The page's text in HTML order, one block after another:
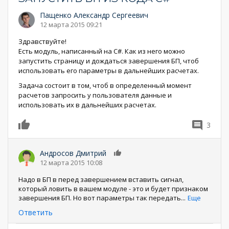
Пащенко Александр Сергеевич
12 марта 2015 09:21
Здравствуйте!
Есть модуль, написанный на C#. Как из него можно
запустить страницу и дождаться завершения БП, чтоб
использовать его параметры в дальнейших расчетах.
Задача состоит в том, чтоб в определенный момент
расчетов запросить у пользователя данные и
использовать их в дальнейших расчетах.
3
Андросов Дмитрий
12 марта 2015 10:08
Надо в БП в перед завершением вставить сигнал,
который ловить в вашем модуле - это и будет признаком
завершения БП. Но вот параметры так передать... Еще
Ответить